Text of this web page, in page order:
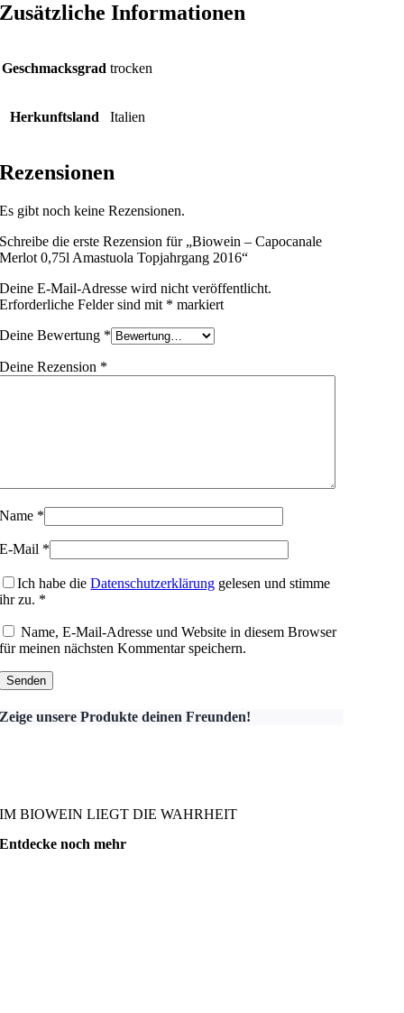
Zusätzliche Informationen
Geschmacksgrad trocken
Herkunftsland Italien
Rezensionen
Es gibt noch keine Rezensionen.
Schreibe die erste Rezension für „Biowein – Capocanale
Merlot 0,75l Amastuola Topjahrgang 2016“
Deine E-Mail-Adresse wird nicht veröffentlicht.
Erforderliche Felder sind mit * markiert
Deine Bewertung *
Deine Rezension *
Name *
E-Mail *
Ich habe dieDatenschutzerklärung gelesen und stimme
ihr zu. *
Name, E-Mail-Adresse und Website in diesem Browser
für meinen nächsten Kommentar speichern.
Zeige unsere Produkte deinen Freunden!
IM BIOWEIN LIEGT DIE WAHRHEIT
Entdecke noch mehr